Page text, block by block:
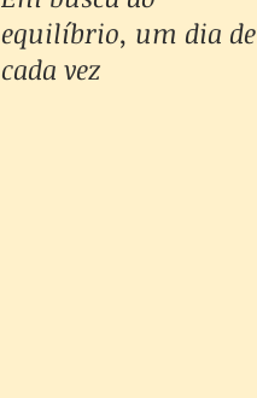
equilíbrio, um dia de
cada vez